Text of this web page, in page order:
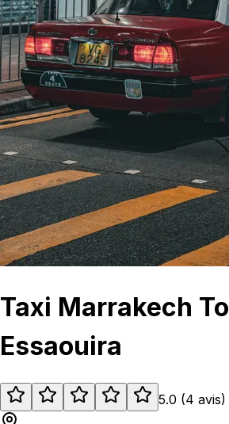
Taxi Marrakech To
Essaouira
5.0 (4 avis)